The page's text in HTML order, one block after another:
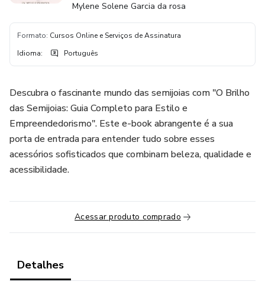
Mylene Solene Garcia da rosa
Formato: Cursos Online e Serviços de Assinatura
Idioma: Português
Descubra o fascinante mundo das semijoias com "O Brilho
das Semijoias: Guia Completo para Estilo e
Empreendedorismo". Este e-book abrangente é a sua
porta de entrada para entender tudo sobre esses
acessórios sofisticados que combinam beleza, qualidade e
acessibilidade.
Acessar produto comprado
Detalhes